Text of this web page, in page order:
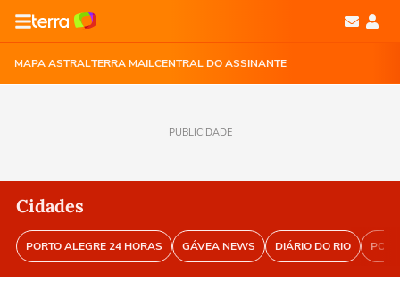
MAPA ASTRALTERRA MAILCENTRAL DO ASSINANTE
PUBLICIDADE
Cidades
PORTO ALEGRE 24 HORAS GÁVEA NEWS DIÁRIO DO RIO